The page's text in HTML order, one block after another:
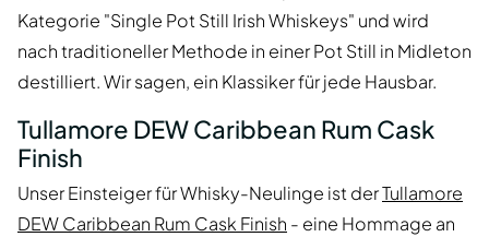
Kategorie "Single Pot Still Irish Whiskeys" und wird
nach traditioneller Methode in einer Pot Still in Midleton
destilliert. Wir sagen, ein Klassiker für jede Hausbar.
Tullamore DEW Caribbean Rum Cask
Finish
Unser Einsteiger für Whisky-Neulinge ist derTullamore
DEW Caribbean Rum Cask Finish - eine Hommage an